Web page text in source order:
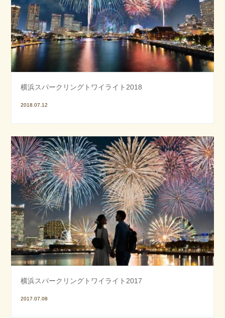
横浜スパークリングトワイライト2018
2018.07.12
横浜スパークリングトワイライト2017
2017.07.08